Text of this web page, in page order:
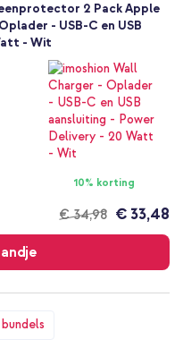
2 Pack Apple
- USB-C en USB
- Wit
10% korting
€ 34,98 € 33,48
2 Pack Apple
kabel - Refurbished - 1